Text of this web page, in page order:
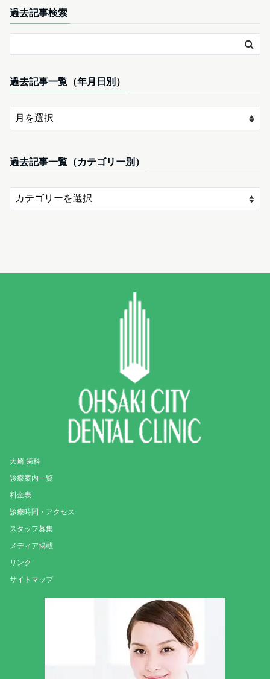
過去記事検索
過去記事一覧（年月日別）
過去記事一覧（カテゴリー別）
大崎 歯科
診療案内一覧
料金表
診療時間・アクセス
スタッフ募集
メディア掲載
リンク
サイトマップ